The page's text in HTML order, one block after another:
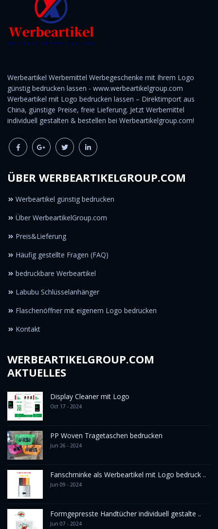
Werbeartikel Werbemittel Werbegeschenke mit Ihrem Logo
günstig bedrucken lassen - www.werbeartikelgroup.com
Werbeartikel mit Logo bedrucken lassen – Direktimport aus
China, günstige Preise, freie Lieferung. Jetzt Werbemittel
individuell gestalten & bestellen bei Werbeartikelgroup.com!
ÜBER WERBEARTIKELGROUP.COM
Werbeartikel günstig bedrucken
Über WerbeartikelGroup.com
Preis&Lieferung
Häufig gestellte Fragen (FAQ)
bedruckbare Werbeartikel
Labubu Schlüsselanhänger
Flaschenöffner mit eigenem Logo bedrucken
Kontakt
WERBEARTIKELGROUP.COM
AKTUELLES
Display Cleaner mit Logo
Oct 17 - 2024
PP Woven Tragetaschen bedrucken
Jun 26 - 2024
Fanschminke als Werbeartikel mit Logo bedruck ..
Jun 09 - 2024
Formgepresste Handtücher individuell gestalte ..
Jun 07 - 2024